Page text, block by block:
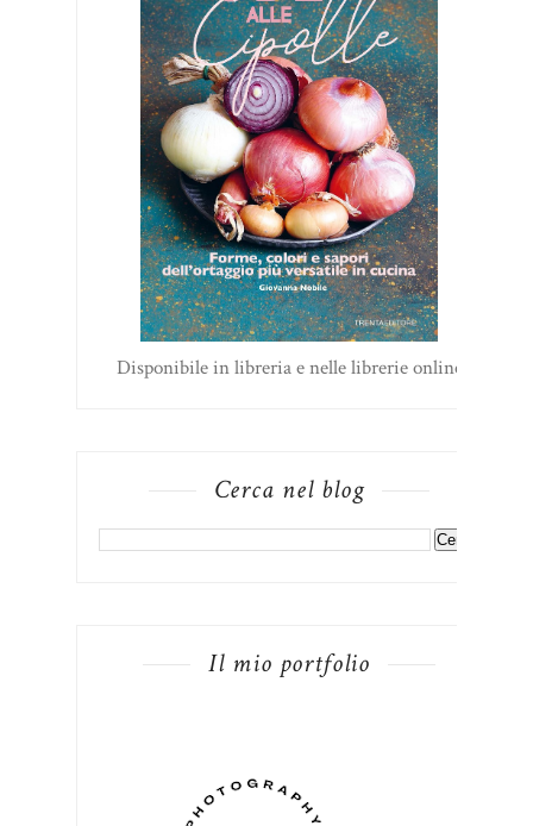
Disponibile in libreria e nelle librerie online
Cerca nel blog
Il mio portfolio